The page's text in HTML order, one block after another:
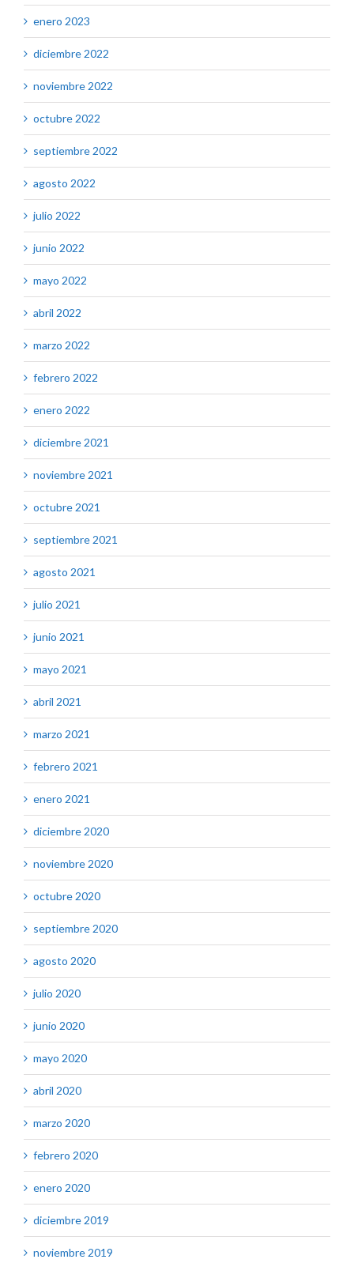
enero 2023
diciembre 2022
noviembre 2022
octubre 2022
septiembre 2022
agosto 2022
julio 2022
junio 2022
mayo 2022
abril 2022
marzo 2022
febrero 2022
enero 2022
diciembre 2021
noviembre 2021
octubre 2021
septiembre 2021
agosto 2021
julio 2021
junio 2021
mayo 2021
abril 2021
marzo 2021
febrero 2021
enero 2021
diciembre 2020
noviembre 2020
octubre 2020
septiembre 2020
agosto 2020
julio 2020
junio 2020
mayo 2020
abril 2020
marzo 2020
febrero 2020
enero 2020
diciembre 2019
noviembre 2019